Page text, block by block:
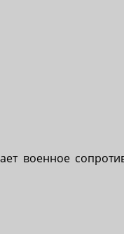
военное